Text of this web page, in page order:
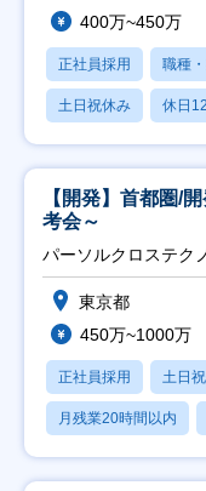
400万~450万
正社員採用 職種
土日祝休み 休日
【開発】首都圏/
考会～
パーソルクロステク
東京都
450万~1000万
正社員採用 土日
月残業20時間以内